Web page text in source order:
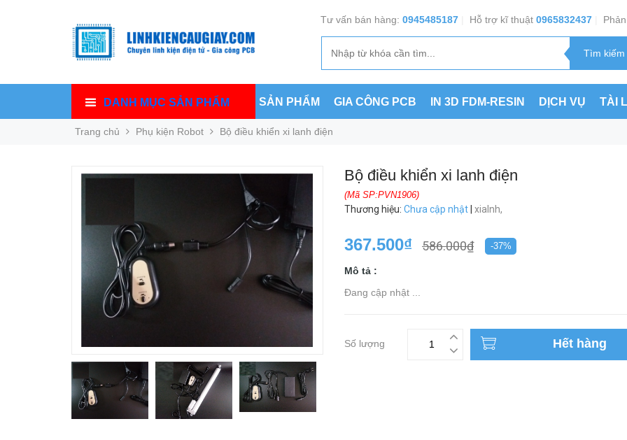
Tư vấn bán hàng: 0945485187| Hỗ trợ kĩ thuật 0965832437|
DANH MỤC SẢN PHẨM SẢN PHẨM GIA CÔNG PCB IN 3D FDM-RESIN DỊCH VỤ TÀI
Trang chủ Phụ kiện Robot Bộ điều khiển xi lanh điện
Bộ điều khiển xi lanh điện
(Mã SP:PVN1906)
Thương hiệu: Chưa cập nhật xialnh,
367.500₫ 586.000₫ -37%
Mô tả :
Đang cập nhật ...
Số lượng Hết hàng